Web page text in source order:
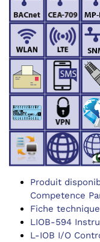
Produit
Competence
Fiche
LIOB-594
L-IOB I/O